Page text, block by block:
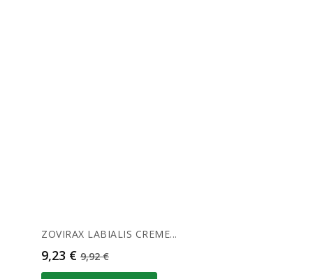
ZOVIRAX LABIALIS CREME...
Prix
9,23 € Prix de base
9,92 €